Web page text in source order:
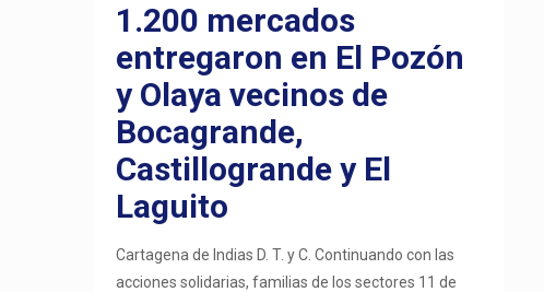
1.200 mercados
entregaron en El Pozón
y Olaya vecinos de
Bocagrande,
Castillogrande y El
Laguito
Cartagena de Indias D. T. y C. Continuando con las
acciones solidarias, familias de los sectores 11 de